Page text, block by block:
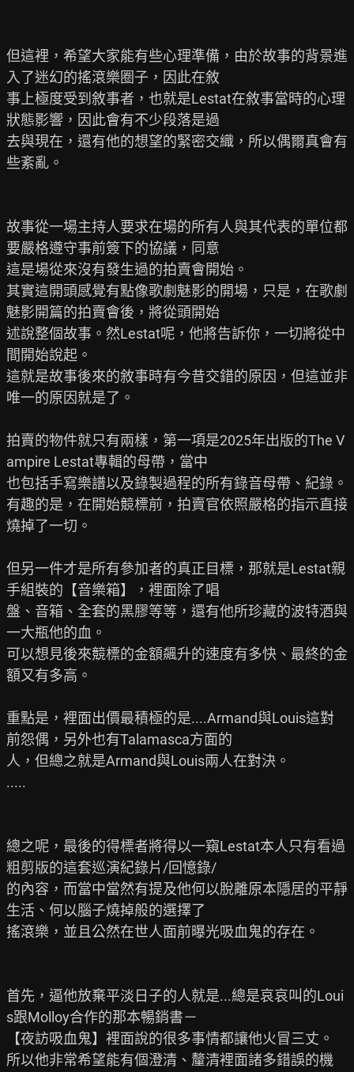
但這裡，希望大家能有些心理準備，由於故事的背景進
入了迷幻的搖滾樂圈子，因此在敘
事上極度受到敘事者，也就是Lestat在敘事當時的心理
狀態影響，因此會有不少段落是過
去與現在，還有他的想望的緊密交織，所以偶爾真會有
些紊亂。
故事從一場主持人要求在場的所有人與其代表的單位都
要嚴格遵守事前簽下的協議，同意
這是場從來沒有發生過的拍賣會開始。
其實這開頭感覺有點像歌劇魅影的開場，只是，在歌劇
魅影開篇的拍賣會後，將從頭開始
述說整個故事。然Lestat呢，他將告訴你，一切將從中
間開始說起。
這就是故事後來的敘事時有今昔交錯的原因，但這並非
唯一的原因就是了。
拍賣的物件就只有兩樣，第一項是2025年出版的The V
ampire Lestat專輯的母帶，當中
也包括手寫樂譜以及錄製過程的所有錄音母帶、紀錄。
有趣的是，在開始競標前，拍賣官依照嚴格的指示直接
燒掉了一切。
但另一件才是所有參加者的真正目標，那就是Lestat親
手組裝的【音樂箱】，裡面除了唱
盤、音箱、全套的黑膠等等，還有他所珍藏的波特酒與
一大瓶他的血。
可以想見後來競標的金額飆升的速度有多快、最終的金
額又有多高。
重點是，裡面出價最積極的是....Armand與Louis這對
前怨偶，另外也有Talamasca方面的
人，但總之就是Armand與Louis兩人在對決。
.....
總之呢，最後的得標者將得以一窺Lestat本人只有看過
粗剪版的這套巡演紀錄片/回憶錄/
的內容，而當中當然有提及他何以脫離原本隱居的平靜
生活、何以腦子燒掉般的選擇了
搖滾樂，並且公然在世人面前曝光吸血鬼的存在。
首先，逼他放棄平淡日子的人就是...總是哀哀叫的Loui
s跟Molloy合作的那本暢銷書－
【夜訪吸血鬼】裡面說的很多事情都讓他火冒三丈。
所以他非常希望能有個澄清、釐清裡面諸多錯誤的機